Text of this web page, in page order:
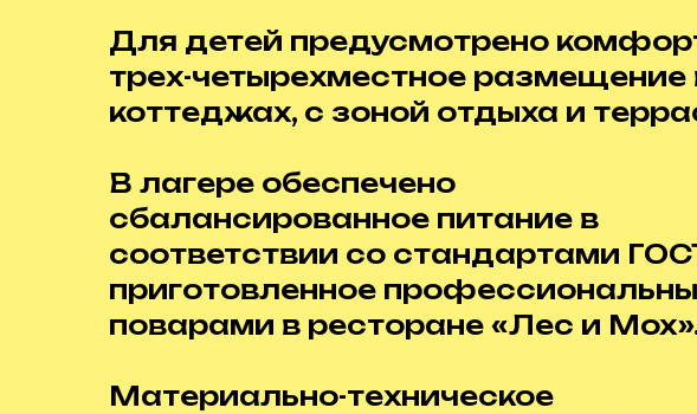
Для детей предусмотрено
трех-четырехместное размещение
коттеджах, с зоной отдыха и
В лагере обеспечено
сбалансированное питание в
соответствии со стандартами
приготовленное
поварами в ресторане «Лес и
Материально-техническое